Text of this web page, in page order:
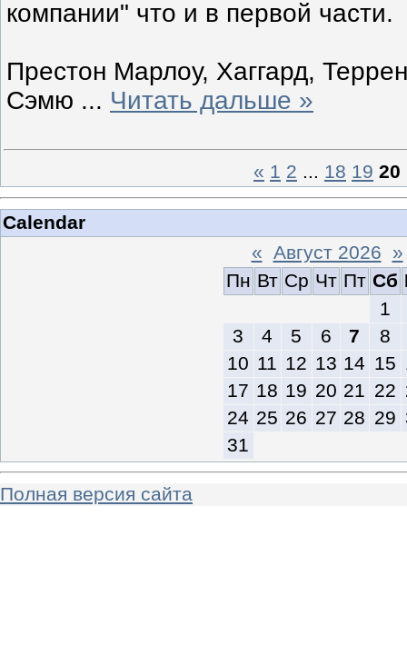
компании" что и в первой части.
Престон Марлоу, Хаггард,
Сэмю ... Читать дальше »
« 1 2 ... 18 19 20
Calendar
« Август 2026 »
Пн Вт Ср Чт Пт Сб
1
3
4 5 6 7
8
10 11 12 13 14 15
17 18 19 20 21 22
24 25 26 27 28 29
31
Полная версия сайта